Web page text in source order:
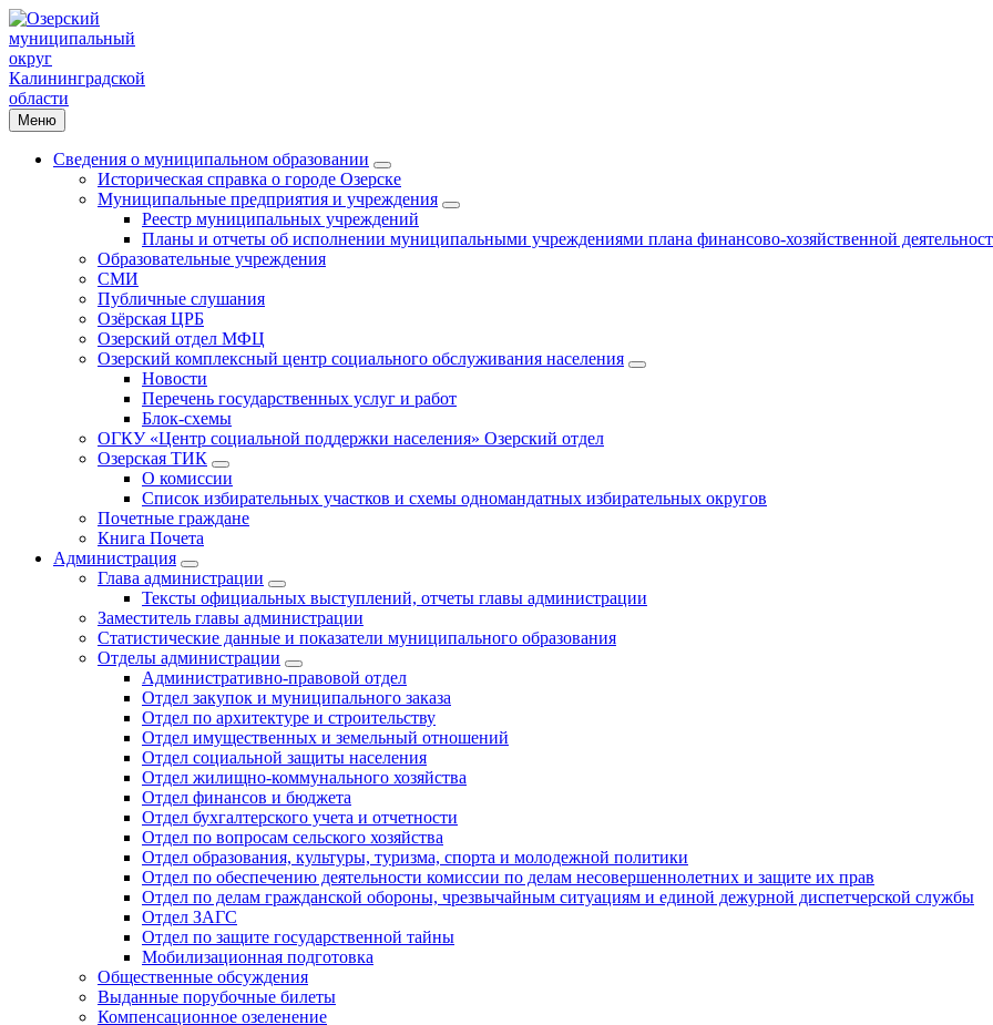
Меню
Сведения о муниципальном образовании
Историческая справка о городе Озерске
Муниципальные предприятия и учреждения
Реестр муниципальных учреждений
Планы и отчеты об исполнении муниципальными учреждениями плана финансово-хозяйственной
Образовательные учреждения
СМИ
Публичные слушания
Озёрская ЦРБ
Озерский отдел МФЦ
Озерский комплексный центр социального обслуживания населения
Новости
Перечень государственных услуг и работ
Блок-схемы
ОГКУ «Центр социальной поддержки населения» Озерский отдел
Озерская ТИК
О комиссии
Список избирательных участков и схемы одномандатных избирательных округов
Почетные граждане
Книга Почета
Администрация
Глава администрации
Тексты официальных выступлений, отчеты главы администрации
Заместитель главы администрации
Статистические данные и показатели муниципального образования
Отделы администрации
Административно-правовой отдел
Отдел закупок и муниципального заказа
Отдел по архитектуре и строительству
Отдел имущественных и земельный отношений
Отдел социальной защиты населения
Отдел жилищно-коммунального хозяйства
Отдел финансов и бюджета
Отдел бухгалтерского учета и отчетности
Отдел по вопросам сельского хозяйства
Отдел образования, культуры, туризма, спорта и молодежной политики
Отдел по обеспечению деятельности комиссии по делам несовершеннолетних и защите их прав
Отдел по делам гражданской обороны, чрезвычайным ситуациям и единой дежурной диспетчерской службы
Отдел ЗАГС
Отдел по защите государственной тайны
Мобилизационная подготовка
Общественные обсуждения
Выданные порубочные билеты
Компенсационное озеленение